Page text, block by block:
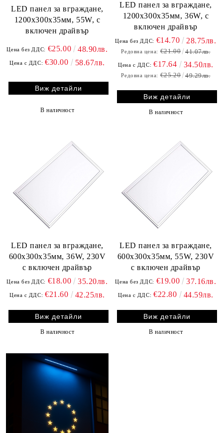
LED панел за вграждане,
1200х300х35мм, 55W, с
включен драйвър
Цена без ДДС: €25.00 48.90лв.
Цена с ДДС: €30.00 58.67лв.
Виж детайли
В наличност
LED панел за вграждане,
1200х300х35мм, 36W, с
включен драйвър
Цена без ДДС: €14.70 28.75лв.
Редовна цена: €21.00 41.07лв.
Цена с ДДС: €17.64 34.50лв.
Редовна цена: €25.20 49.29лв.
Виж детайли
В наличност
LED панел за вграждане,
600х300х35мм, 36W, 230V
с включен драйвър
Цена без ДДС: €18.00 35.20лв.
Цена с ДДС: €21.60 42.25лв.
Виж детайли
В наличност
LED панел за вграждане,
600х300х35мм, 55W, 230V
с включен драйвър
Цена без ДДС: €19.00 37.16лв.
Цена с ДДС: €22.80 44.59лв.
Виж детайли
В наличност